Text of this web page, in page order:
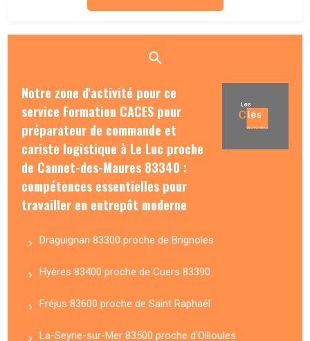
Notre zone d'activité pour ce
service Formation CACES pour
préparateur de commande et
cariste logistique à Le Luc proche
de Cannet-des-Maures 83340 :
compétences essentielles pour
travailler en entrepôt moderne
Draguignan 83300 proche de Brignoles
Hyères 83400 proche de Cuers 83390
Fréjus 83600 proche de Saint Raphaël
La-Seyne-sur-Mer 83500 proche d'Ollioules